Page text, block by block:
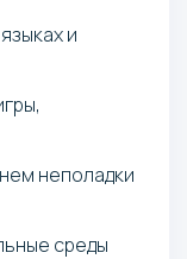
и
неполадки
среды